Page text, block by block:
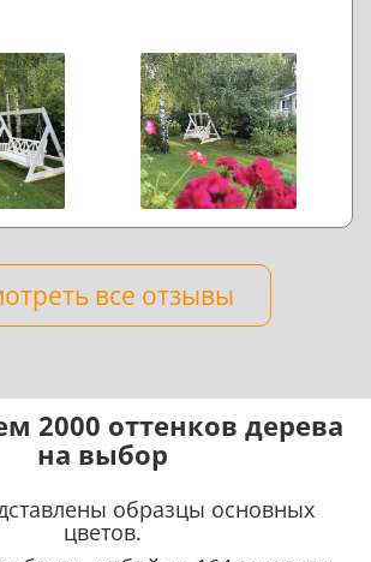
все отзывы
2000 оттенков дерева
на выбор
образцы основных
цветов.